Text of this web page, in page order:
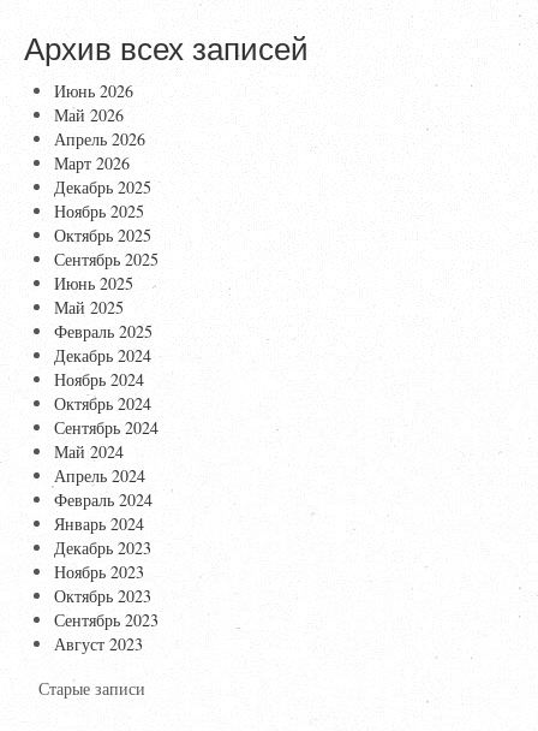
Архив всех записей
Июнь 2026
Май 2026
Апрель 2026
Март 2026
Декабрь 2025
Ноябрь 2025
Октябрь 2025
Сентябрь 2025
Июнь 2025
Май 2025
Февраль 2025
Декабрь 2024
Ноябрь 2024
Октябрь 2024
Сентябрь 2024
Май 2024
Апрель 2024
Февраль 2024
Январь 2024
Декабрь 2023
Ноябрь 2023
Октябрь 2023
Сентябрь 2023
Август 2023
Старые записи